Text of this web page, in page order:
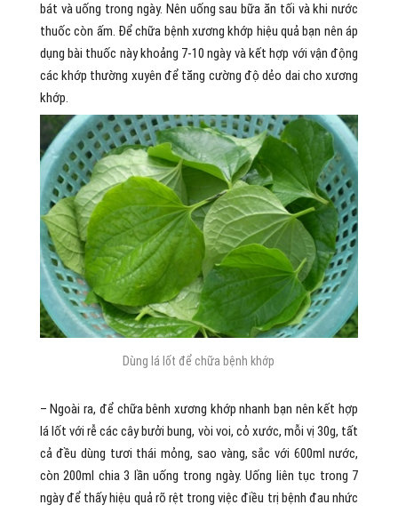
bát và uống trong ngày. Nên uống sau bữa ăn tối và khi nước
thuốc còn ấm. Để chữa bệnh xương khớp hiệu quả bạn nên áp
dụng bài thuốc này khoảng 7-10 ngày và kết hợp với vận động
các khớp thường xuyên để tăng cường độ dẻo dai cho xương
khớp.
Dùng lá lốt để chữa bệnh khớp
– Ngoài ra, để chữa bênh xương khớp nhanh bạn nên kết hợp
lá lốt với rễ các cây bưởi bung, vòi voi, cỏ xước, mỗi vị 30g, tất
cả đều dùng tươi thái mỏng, sao vàng, sắc với 600ml nước,
còn 200ml chia 3 lần uống trong ngày. Uống liên tục trong 7
ngày để thấy hiệu quả rõ rệt trong việc điều trị bệnh đau nhức